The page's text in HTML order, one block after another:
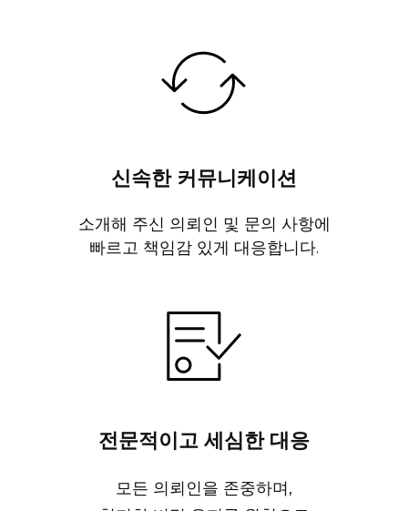
신속한 커뮤니케이션
소개해 주신 의뢰인 및 문의 사항에
빠르고 책임감 있게 대응합니다.
전문적이고 세심한 대응
모든 의뢰인을 존중하며,